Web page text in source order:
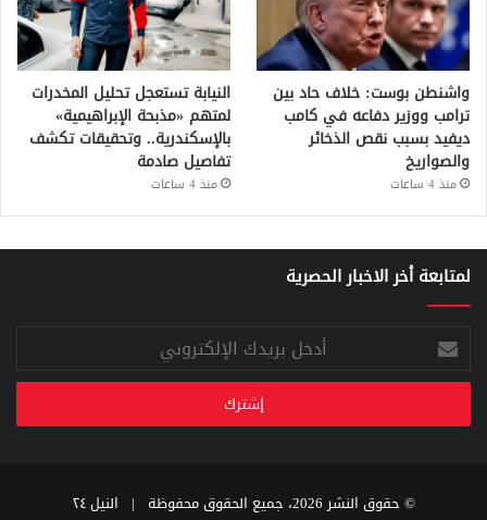
واشنطن بوست: خلاف حاد بين
ترامب ووزير دفاعه في كامب
ديفيد بسبب نقص الذخائر
والصواريخ
منذ 4 ساعات
النيابة تستعجل تحليل المخدرات
لمتهم «مذبحة الإبراهيمية»
بالإسكندرية.. وتحقيقات تكشف
تفاصيل صادمة
منذ 4 ساعات
لمتابعة أخر الاخبار الحصرية
أدخل
بريدك
الإلكتروني
© حقوق النشر 2026، جميع الحقوق محفوظة | النيل ٢٤